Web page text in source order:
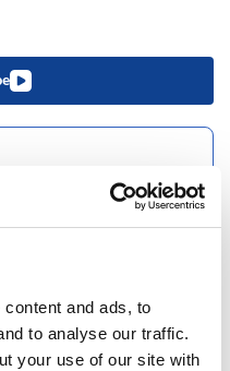
and ads, to
to analyse our traffic.
your use of our site with
modellazione digitale
storici